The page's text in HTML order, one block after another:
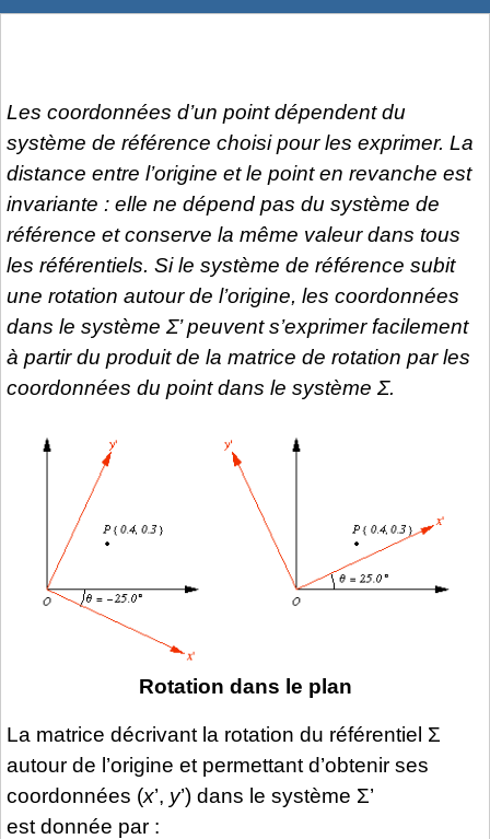
Les coordonnées d’un point dépendent du
système de référence choisi pour les exprimer. La
distance entre l’origine et le point en revanche est
invariante : elle ne dépend pas du système de
référence et conserve la même valeur dans tous
les référentiels. Si le système de référence subit
une rotation autour de l’origine, les coordonnées
dans le système Σ’ peuvent s’exprimer facilement
à partir du produit de la matrice de rotation par les
coordonnées du point dans le système Σ.
Rotation dans le plan
La matrice décrivant la rotation du référentiel Σ
autour de l’origine et permettant d’obtenir ses
coordonnées (x’, y’) dans le système Σ’
est donnée par :